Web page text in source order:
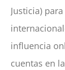
Justicia)
influencia
cuentas en